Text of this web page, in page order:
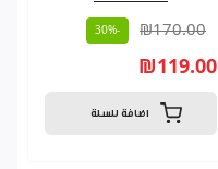
₪170.00
-30%
₪119.00
اضافة للسلة